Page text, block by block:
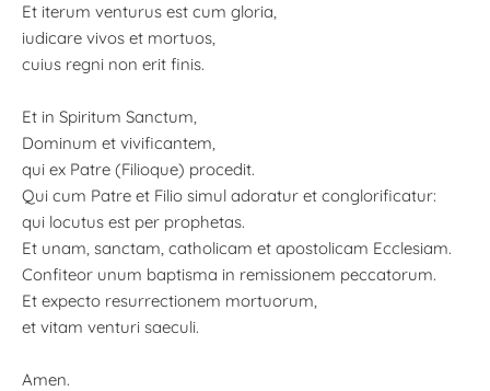
Et iterum venturus est cum gloria,
iudicare vivos et mortuos,
cuius regni non erit finis.
Et in Spiritum Sanctum,
Dominum et vivificantem,
qui ex Patre (Filioque) procedit.
Qui cum Patre et Filio simul adoratur et conglorificatur:
qui locutus est per prophetas.
Et unam, sanctam, catholicam et apostolicam Ecclesiam.
Confiteor unum baptisma in remissionem peccatorum.
Et expecto resurrectionem mortuorum,
et vitam venturi saeculi.
Amen.